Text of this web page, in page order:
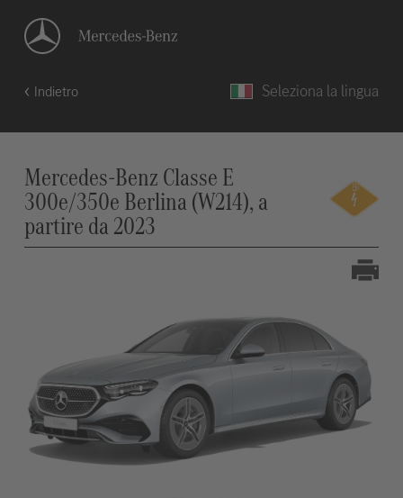
Indietro Seleziona la lingua
Mercedes-Benz Classe E
300e/350e Berlina (W214), a
partire da 2023